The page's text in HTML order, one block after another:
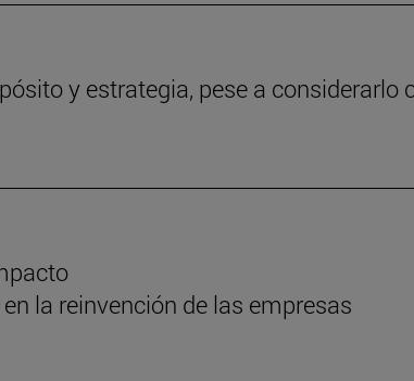
y estrategia, pese a considerarlo
la reinvención de las empresas